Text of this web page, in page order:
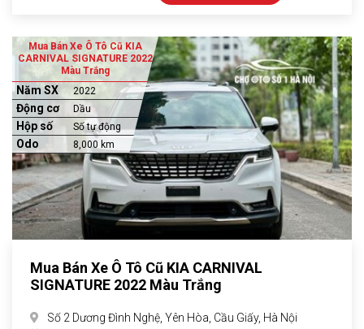
Mua Bán Xe Ô Tô Cũ KIA
CARNIVAL SIGNATURE 2022
Màu Trắng
Năm SX 2022
Động cơ Dầu
Hộp số Số tự động
Odo 8,000 km
Mua Bán Xe Ô Tô Cũ KIA CARNIVAL
SIGNATURE 2022 Màu Trắng
Số 2 Dương Đình Nghệ, Yên Hòa, Cầu Giấy, Hà Nội